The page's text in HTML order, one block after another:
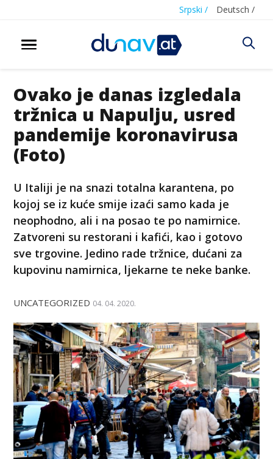
Srpski / Deutsch /
Ovako je danas izgledala
tržnica u Napulju, usred
pandemije koronavirusa
(Foto)
U Italiji je na snazi totalna karantena, po
kojoj se iz kuće smije izaći samo kada je
neophodno, ali i na posao te po namirnice.
Zatvoreni su restorani i kafići, kao i gotovo
sve trgovine. Jedino rade tržnice, dućani za
kupovinu namirnica, ljekarne te neke banke.
UNCATEGORIZED 04. 04. 2020.